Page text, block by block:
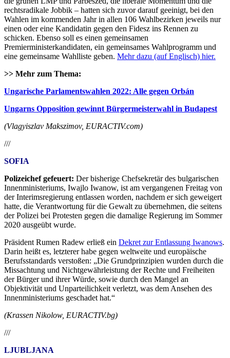
rechtsradikale Jobbik – hatten sich zuvor darauf geeinigt, bei den
Wahlen im kommenden Jahr in allen 106 Wahlbezirken jeweils nur
einen oder eine Kandidatin gegen den Fidesz ins Rennen zu
schicken. Ebenso soll es einen gemeinsamen
Premierministerkandidaten, ein gemeinsames Wahlprogramm und
eine gemeinsame Wahlliste geben. Mehr dazu (auf Englisch) hier.
>> Mehr zum Thema:
Ungarische Parlamentswahlen 2022: Alle gegen Orbán
Ungarns Opposition gewinnt Bürgermeisterwahl in Budapest
(Vlagyiszlav Makszimov, EURACTIV.com)
///
SOFIA
Polizeichef gefeuert: Der bisherige Chefsekretär des bulgarischen
Innenministeriums, Iwajlo Iwanow, ist am vergangenen Freitag von
der Interimsregierung entlassen worden, nachdem er sich geweigert
hatte, die Verantwortung für die Gewalt zu übernehmen, die seitens
der Polizei bei Protesten gegen die damalige Regierung im Sommer
2020 ausgeübt wurde.
Präsident Rumen Radew erließ ein Dekret zur Entlassung Iwanows.
Darin heißt es, letzterer habe gegen weltweite und europäische
Berufsstandards verstoßen: „Die Grundprinzipien wurden durch die
Missachtung und Nichtgewährleistung der Rechte und Freiheiten
der Bürger und ihrer Würde, sowie durch den Mangel an
Objektivität und Unparteilichkeit verletzt, was dem Ansehen des
Innenministeriums geschadet hat.“
(Krassen Nikolow, EURACTIV.bg)
///
LJUBLJANA